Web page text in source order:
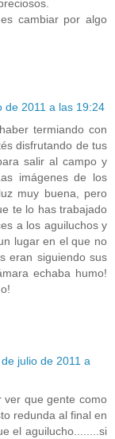
cambiar por algo
de 2011 a las 19:24
termiando con
disfrutando de tus
salir al campo y
imágenes de los
muy buena, pero
te lo has trabajado
a los aguiluchos y
lugar en el que no
eran siguiendo sus
echaba humo!
julio de 2011 a
ver que gente como
redunda al final en
el aguilucho........si